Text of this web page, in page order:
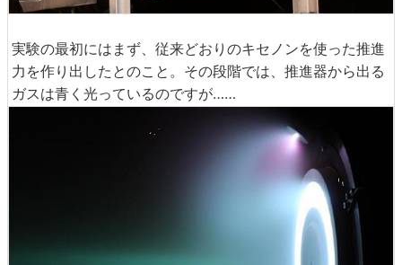
実験の最初にはまず、従来どおりのキセノンを使った推進
力を作り出したとのこと。その段階では、推進器から出る
ガスは青く光っているのですが……